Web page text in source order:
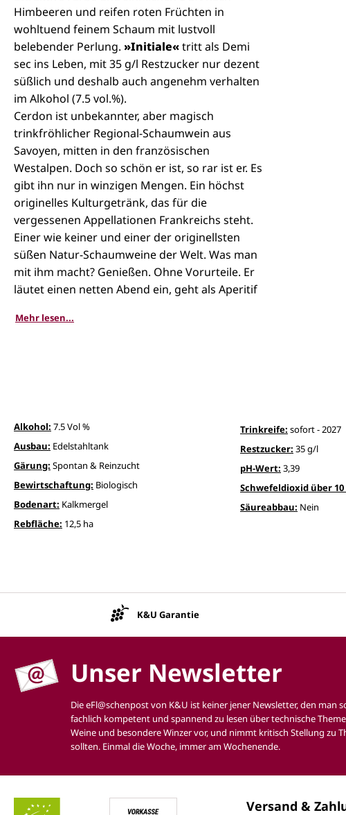
Himbeeren und reifen roten Früchten in
wohltuend feinem Schaum mit lustvoll
belebender Perlung. »Initiale«tritt als Demi
sec ins Leben, mit 35 g/l Restzucker nur dezent
süßlich und deshalb auch angenehm verhalten
im Alkohol (7.5 vol.%).
Cerdon ist unbekannter, aber magisch
trinkfröhlicher Regional-Schaumwein aus
Savoyen, mitten in den französischen
Westalpen. Doch so schön er ist, so rar ist er. Es
gibt ihn nur in winzigen Mengen. Ein höchst
originelles Kulturgetränk, das für die
vergessenen Appellationen Frankreichs steht.
Einer wie keiner und einer der originellsten
süßen Natur-Schaumweine der Welt. Was man
mit ihm macht? Genießen. Ohne Vorurteile. Er
läutet einen netten Abend ein, geht als Aperitif
Rhabarber, Erd- und Himbeeren) und selbst
Mehr lesen...
Alkohol: 7.5 Vol %
Ausbau: Edelstahltank
Gärung: Spontan & Reinzucht
Bewirtschaftung: Biologisch
Bodenart: Kalkmergel
Rebfläche: 12,5 ha
Trinkreife: sofort - 2027
Restzucker: 35 g/l
pH-Wert: 3,39
Schwefeldioxid über
Säureabbau: Nein
K&U Garantie
Unser Newsletter
Die eFl@schenpost von K&U ist keiner jener Newsletter, den
fachlich kompetent und spannend zu lesen über technische
Weine und besondere Winzer vor, und nimmt kritisch Stellung zu
sollten. Einmal die Woche, immer am Wochenende.
Versand &